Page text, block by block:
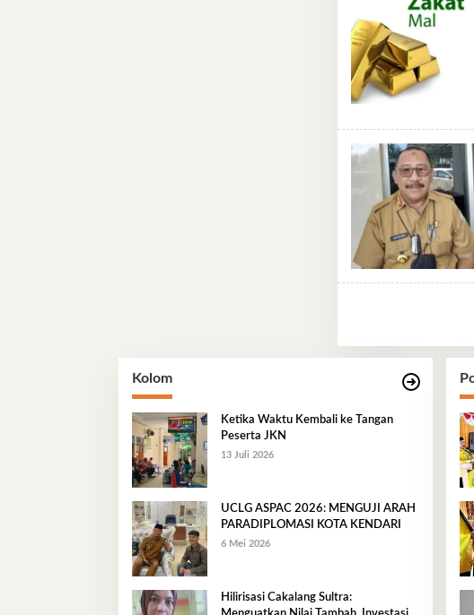
Kolom
Ketika Waktu Kembali ke Tangan
Peserta JKN
13 Juli 2026
UCLG ASPAC 2026: MENGUJI ARAH
PARADIPLOMASI KOTA KENDARI
6 Mei 2026
Hilirisasi Cakalang Sultra: